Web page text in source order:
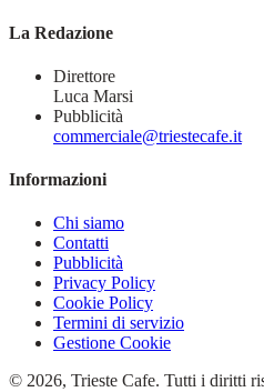
La Redazione
Direttore
Luca Marsi
Pubblicità
commerciale@triestecafe.it
Informazioni
Chi siamo
Contatti
Pubblicità
Privacy Policy
Cookie Policy
Termini di servizio
Gestione Cookie
© 2026, Trieste Cafe. Tutti i diritti